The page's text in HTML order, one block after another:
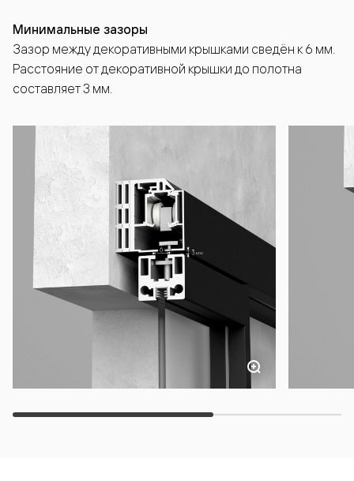
Минимальные зазоры
Зазор между декоративными крышками сведён к 6 мм.
Расстояние от декоративной крышки до полотна
составляет 3 мм.